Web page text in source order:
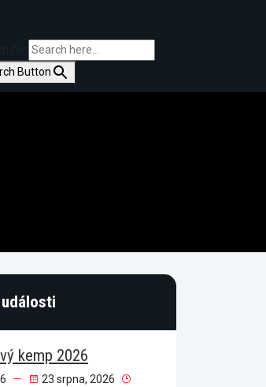
Button
události
kemp 2026
23 srpna, 2026